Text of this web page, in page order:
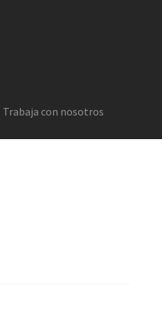
Trabaja con nosotros